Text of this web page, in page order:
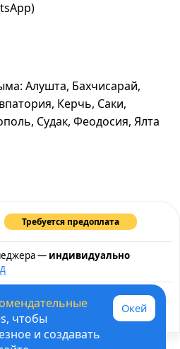
Требуется предоплата
— индивидуально
Быстрая покупка
Алушта, Бахчисарай,
Керчь, Саки,
Судак, Феодосия, Ялта
данных
- информация на сайте не
чтобы
и создавать
Окей